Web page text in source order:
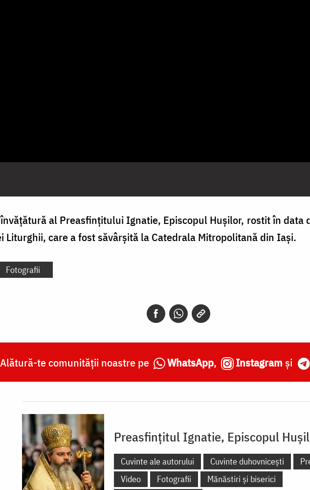
al Preasfințitului Ignatie, Episcopul Hușilor, rostit în data
Liturghii, care a fost săvârșită la Catedrala Mitropolitană din Iași.
Fotografii
Alătură-te comunității noastre pe WhatsApp, Instagram și
Preasfințitul Ignatie, Episcopul
Cuvinte ale autorului Cuvinte duhovnicești
Video
Fotografii
Mănăstiri și biserici